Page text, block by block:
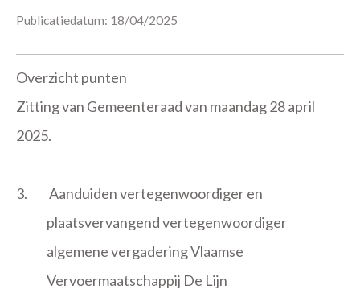
Publicatiedatum: 18/04/2025
Overzicht punten
Zitting van Gemeenteraad van maandag 28 april
2025.
3.
Aanduiden vertegenwoordiger en
plaatsvervangend vertegenwoordiger
algemene vergadering Vlaamse
Vervoermaatschappij De Lijn